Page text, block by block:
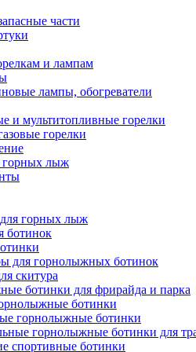
части
и лампам
лампы, обогреватели
и мультитопливные горелки
горелки
горных лыж
горных лыж
ботинок
для горнолыжных ботинок
скитура
ботинки для фрирайда и парка
ботинки
горнолыжные ботинки
горнолыжные ботинки для
спортивные ботинки